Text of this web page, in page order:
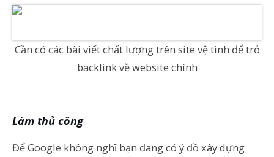
Cần có các bài viết chất lượng trên site vệ tinh để trỏ
backlink về website chính
Làm thủ công
Để Google không nghĩ bạn đang có ý đồ xây dựng